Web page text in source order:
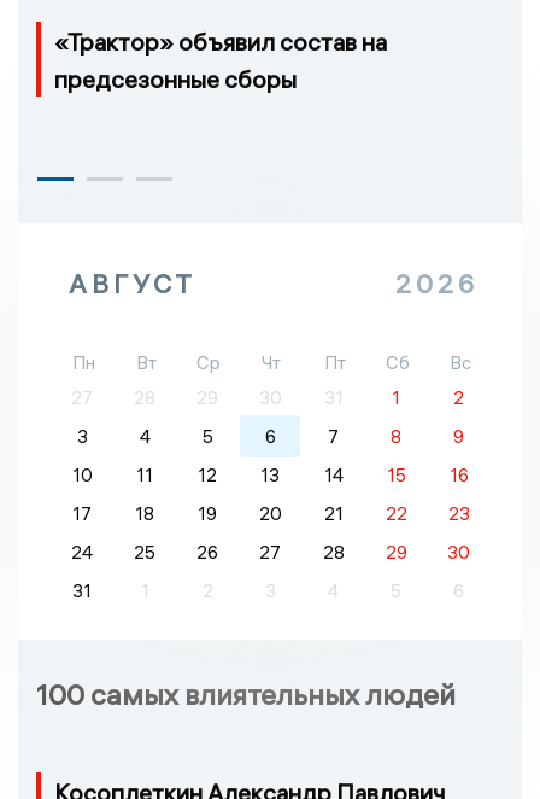
«Трактор» объявил состав на
предсезонные сборы
АВГУСТ 2026
Пн Вт Ср Чт Пт Сб
Вс
27
28 29 30 31 1
2
3
4 5 6 7 8
9
10
11 12 13 14 15
16
17
18 19 20 21 22
23
24
25 26 27 28 29
30
31
1 2 3 4 5 6
100 самых влиятельных людей
Косоплеткин Александр Павлович